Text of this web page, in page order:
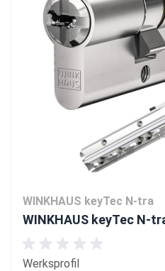
WINKHAUS keyTec N-tra
WINKHAUS keyTec N-
Werksprofil